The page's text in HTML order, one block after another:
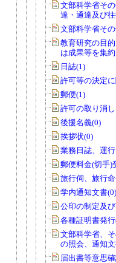
文部科学省その
達・通達及び往
文部科学省その
教育研究の目
は成果等を集約
日誌(1)
許可等の決定に
郵便(1)
許可の取り消し
後援名義(0)
挨拶状(0)
業務日誌、運行
郵便料金(切手)
旅行伺、旅行命
学内通知文書(0)
公印の制定及
各種証明書発
文部科学省、
の照会、通知文
届出書等意思